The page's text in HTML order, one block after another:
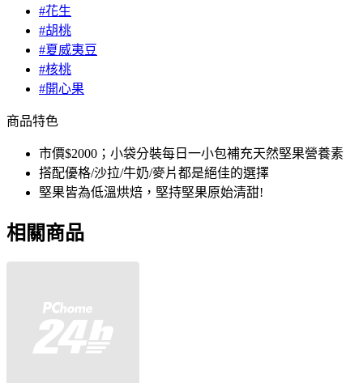
#花生
#胡桃
#夏威夷豆
#核桃
#開心果
商品特色
市價$2000；小袋分裝每日一小包補充天然堅果營養素
搭配優格/沙拉/牛奶/麥片都是絕佳的選擇
堅果皆為低溫烘焙，堅持堅果原始清甜!
相關商品